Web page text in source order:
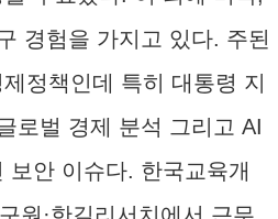
경험을 가지고 있다. 주된
정책인데 특히 대통령 지
로벌 경제 분석 그리고 AI
보안 이슈다. 한국교육개